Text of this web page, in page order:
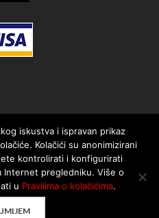
| Pravila korištenja
iskustva i ispravan prikaz
Kolačići su anonimizirani
kontrolirati i konfigurirati
Internet pregledniku. Više o
u Pravilima o kolačićima.